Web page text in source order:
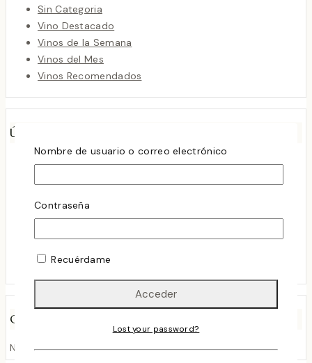
Sin Categoria
Vino Destacado
Vinos de la Semana
Vinos del Mes
Vinos Recomendados
Últimas Entradas
Rioja sigue sorprendiendo
abril 2, 2024
marzo 24, 2024
Comentarios Recientes
No hay comentarios que mostrar.
Nombre de usuario o correo electrónico
Contraseña
Recuérdame
Lost your password?